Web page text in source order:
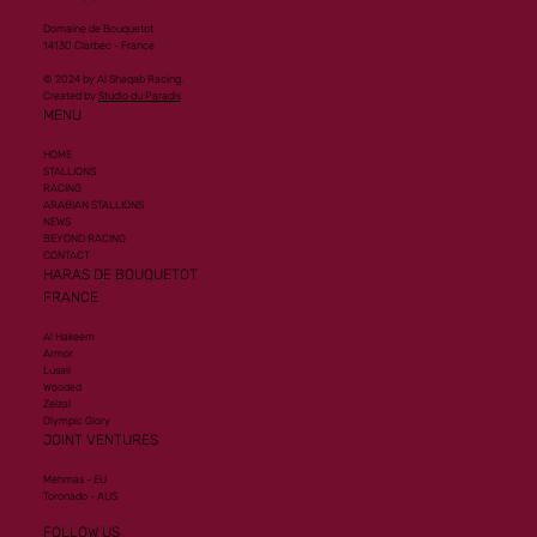
Domaine de Bouquetot
14130 Clarbec - France
© 2024 by Al Shaqab Racing.
Created by Studio du Paradis
MENU
HOME
STALLIONS
RACING
ARABIAN STALLIONS
NEWS
BEYOND RACING
CONTACT
HARAS DE BOUQUETOT
FRANCE
Al Hakeem
Armor
Lusail
Wooded
Zelzal
Olympic Glory
JOINT VENTURES
Mehmas - EU
Toronado - AUS
FOLLOW US